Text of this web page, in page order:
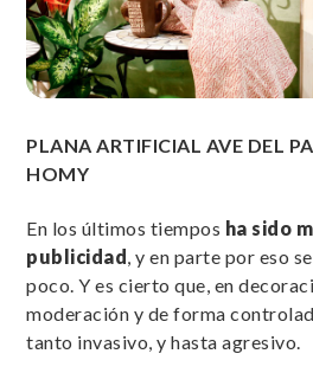
PLANA ARTIFICIAL AVE DEL
HOMY
En los últimos tiempos ha sido
publicidad, y en parte por eso
poco. Y es cierto que, en
moderación y de forma
tanto invasivo, y hasta agresivo.